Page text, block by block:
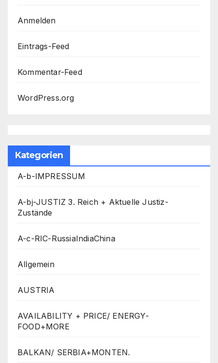
Anmelden
Eintrags-Feed
Kommentar-Feed
WordPress.org
Kategorien
A-b-IMPRESSUM
A-bj-JUSTIZ 3. Reich + Aktuelle Justiz-
Zustände
A-c-RIC-RussiaIndiaChina
Allgemein
AUSTRIA
AVAILABILITY + PRICE/ ENERGY-
FOOD+MORE
BALKAN/ SERBIA+MONTEN.